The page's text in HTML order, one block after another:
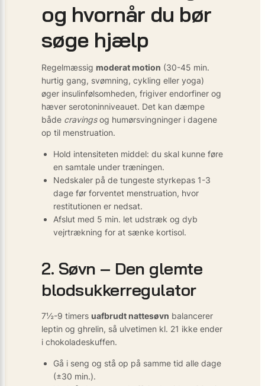
og hvornår du bør
søge hjælp
Regelmæssig moderat motion (30-45 min.
hurtig gang, svømning, cykling eller yoga)
øger insulinfølsomheden, frigiver endorfiner og
hæver serotonin­niveauet. Det kan dæmpe
både cravingsog humørsvingninger i dagene
op til menstruation.
Hold intensiteten middel: du skal kunne føre
en samtale under træningen.
Nedskaler på de tungeste styrkepas 1-3
dage før forventet menstruation, hvor
restitutionen er nedsat.
Afslut med 5 min. let udstræk og dyb
vejrtrækning for at sænke kortisol.
2. Søvn – Den glemte
blodsukkerregulator
7½-9 timers uafbrudt nattesøvn balancerer
leptin og ghrelin, så ulvetimen kl. 21 ikke ender
i chokoladeskuffen.
Gå i seng og stå op på samme tid alle dage
(±30 min.).